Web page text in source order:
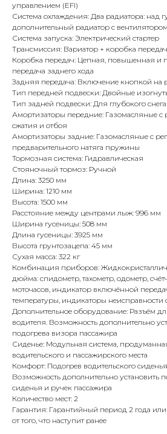
управлением (EFI)
Система охлаждения: Два радиатора: над
дополнительный радиатор с вентилятором
Система запуска: Электрический стартер
Трансмиссия: Вариатор + коробка передач
Коробка передач: Цепная, повышенная и
передача заднего хода
Задняя передача: Включение кнопкой на
Тип передней подвески: Двойные
Тип задней подвески: Для глубокого снега
Амортизаторы передние: Газомасляные с
сжатия и отбоя
Амортизаторы задние: Газомасляные с
предварительного натяга пружины
Тормозная система: Гидравлическая
Стояночный тормоз: Ручной
Длина: 3250 мм
Ширина: 1210 мм
Высота: 1500 мм
Расстояние между центрами лыж: 996 мм
Ширина гусеницы: 508 мм
Длина гусеницы: 3925 мм
Высота грунтозацепа: 45 мм
Сухая масса: 322 кг
Комбинация приборов:
дюйма: спидометр, тахометр, одометр,
моточасов, индикатор включённой
температуры, индикаторы неисправности
Дополнительное оборудование: Разъём
водителя. Возможность дополнительно
подогрева визора пассажира
Сиденье: Модульная система,
водительского и пассажирского места
Комфорт: Подогрев водительского
Возможность дополнительно установить
сиденья и ручек пассажира
Количество мест: 2
Гарантия: Гарантийный период 2 года
от того, что наступит ранее